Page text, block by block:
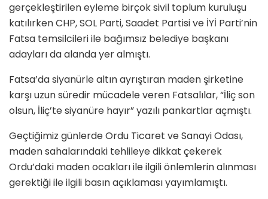
gerçekleştirilen eyleme birçok sivil toplum kuruluşu
katılırken CHP, SOL Parti, Saadet Partisi ve İYİ Parti’nin
Fatsa temsilcileri ile bağımsız belediye başkanı
adayları da alanda yer almıştı.
Fatsa’da siyanürle altın ayrıştıran maden şirketine
karşı uzun süredir mücadele veren Fatsalılar, “İliç son
olsun, İliç’te siyanüre hayır” yazılı pankartlar açmıştı.
Geçtiğimiz günlerde Ordu Ticaret ve Sanayi Odası,
maden sahalarındaki tehlileye dikkat çekerek
Ordu’daki maden ocakları ile ilgili önlemlerin alınması
gerektiği ile ilgili basın açıklaması yayımlamıştı.